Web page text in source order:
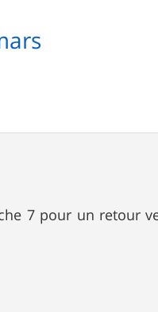
7 pour un retour